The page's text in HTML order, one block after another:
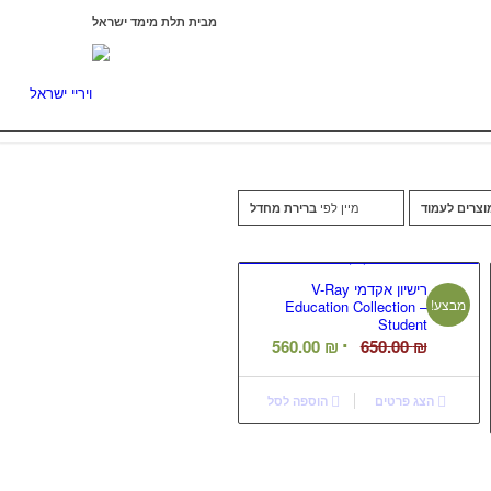
מבית תלת מימד ישראל
מיין לפי ברירת מחדל
רישיון אקדמי V-Ray
Education Collection –
Student
650.00₪
המחיר
המקורי
היה:
650.00 ₪.
560.00 ₪
המחיר
הנוכחי
הוא:
560.00 ₪.
מבצע!
הוספה לסל הצג פרטים